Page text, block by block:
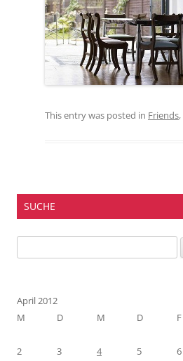
This entry was posted in Friends,
SUCHE
nach:
April 2012
M
D M D F
2
3 4 5 6